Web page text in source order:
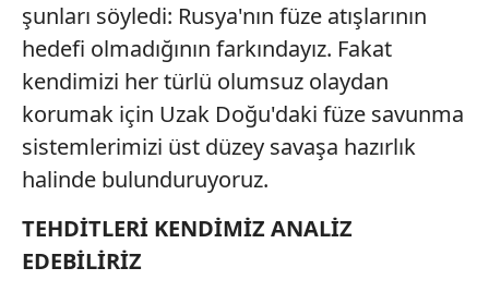
şunları söyledi: Rusya'nın füze atışlarının
hedefi olmadığının farkındayız. Fakat
kendimizi her türlü olumsuz olaydan
korumak için Uzak Doğu'daki füze savunma
sistemlerimizi üst düzey savaşa hazırlık
halinde bulunduruyoruz.
TEHDİTLERİ KENDİMİZ ANALİZ
EDEBİLİRİZ